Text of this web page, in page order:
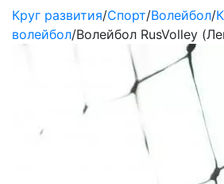
Круг развития/Спорт/Волейбол/
волейбол/Волейбол RusVolley